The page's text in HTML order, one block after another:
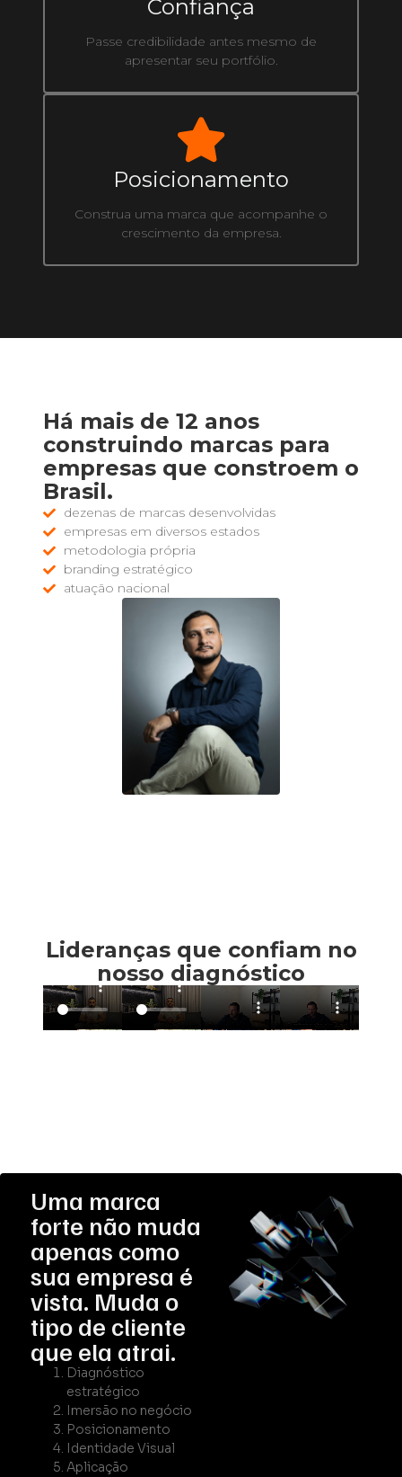
Confiança
Passe credibilidade antes mesmo de
apresentar seu portfólio.
Posicionamento
Construa uma marca que acompanhe o
crescimento da empresa.
Há mais de 12 anos
construindo marcas para
empresas que constroem o
Brasil.
dezenas de marcas desenvolvidas
empresas em diversos estados
metodologia própria
branding estratégico
atuação nacional
Lideranças que confiam no
nosso diagnóstico
Uma marca
forte não muda
apenas como
sua empresa é
vista. Muda o
tipo de cliente
que ela atrai.
Diagnóstico
estratégico
Imersão no negócio
Posicionamento
Identidade Visual
Aplicação